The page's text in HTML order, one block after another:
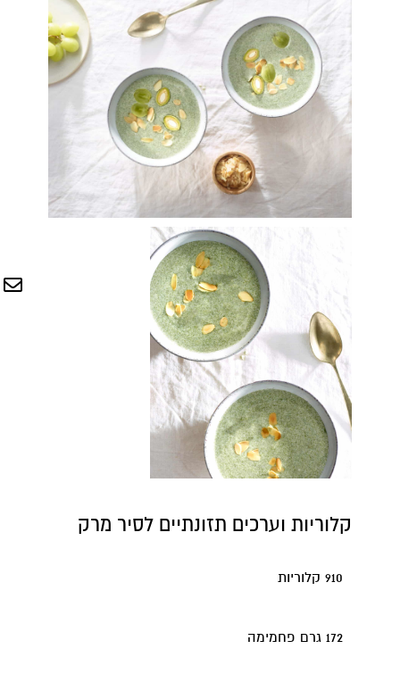
קלוריות וערכים תזונתיים לסיר מרק
910 קלוריות
172 גרם פחמימה